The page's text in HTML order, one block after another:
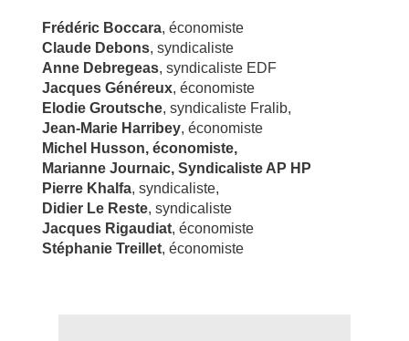
Frédéric Boccara, économiste
Claude Debons, syndicaliste
Anne Debregeas, syndicaliste EDF
Jacques Généreux, économiste
Elodie Groutsche, syndicaliste Fralib,
Jean-Marie Harribey, économiste
Michel Husson, économiste,
Marianne Journaic, Syndicaliste AP HP
Pierre Khalfa, syndicaliste,
Didier Le Reste, syndicaliste
Jacques Rigaudiat, économiste
Stéphanie Treillet, économiste